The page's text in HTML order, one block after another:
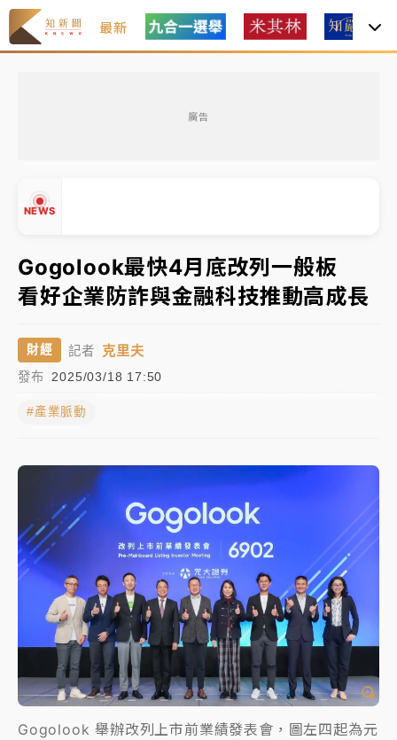
最新
廣告
NEWS
處置制度大變革！ 證交所今起縮短股票「關禁閉」天
數與撮合時間
才續任就飛美國大學面試 清大校長高為元致歉：機會
到來時引起我的好奇
白海豚颱風解除海警 西南風來了！4縣市大雨特報、各
分析｜
標？ 鴻海本週法說法人關注的四大重點
中租控股7月營收創今年新高 前7月獲利成長6%
獨家｜
和欣客運總裁逝世！少東涉洗錢遭收押 戴手銬
腳鐐提前奔靈堂畫面曝
處置制度大變革！ 證交所今起縮短股票「關禁閉」天
數與撮合時間
才續任就飛美國大學面試 清大校長高為元致歉：機會
到來時引起我的好奇
白海豚颱風解除海警 西南風來了！4縣市大雨特報、各
地午後雷雨
Gogolook最快4月底改列一般板
看好企業防詐與金融科技推動高成長
財經 記者 克里夫
發布 2025/03/18 17:50
#產業脈動
Gogolook 舉辦改列上市前業績發表會，圖左四起為元